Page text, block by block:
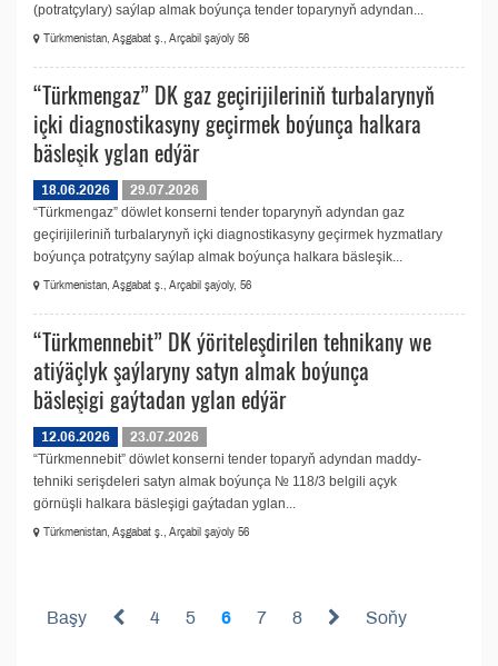
(potratçylary) saýlap almak boýunça tender toparynyň adyndan...
Türkmenistan, Aşgabat ş., Arçabil şaýoly 56
“Türkmengaz” DK gaz geçirijileriniň turbalarynyň
içki diagnostikasyny geçirmek boýunça halkara
bäsleşik yglan edýär
18.06.2026
29.07.2026
“Türkmengaz” döwlet konserni tender toparynyň adyndan gaz
geçirijileriniň turbalarynyň içki diagnostikasyny geçirmek hyzmatlary
boýunça potratçyny saýlap almak boýunça halkara bäsleşik...
Türkmenistan, Aşgabat ş., Arçabil şaýoly, 56
“Türkmennebit” DK ýöriteleşdirilen tehnikany we
atiýäçlyk şaýlaryny satyn almak boýunça
bäsleşigi gaýtadan yglan edýär
12.06.2026
23.07.2026
“Türkmennebit” döwlet konserni tender toparyň adyndan maddy-
tehniki serişdeleri satyn almak boýunça № 118/3 belgili açyk
görnüşli halkara bäsleşigi gaýtadan yglan...
Türkmenistan, Aşgabat ş., Arçabil şaýoly 56
Başy 4 5 6 7 8 Soňy